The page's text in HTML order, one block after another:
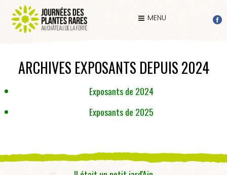
MENU
ARCHIVES EXPOSANTS DEPUIS 2024
Exposants de 2024
Exposants de 2025